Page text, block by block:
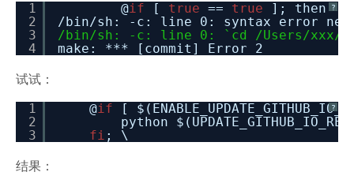
?
1
2
3
4
@if [ true == true
]; then
/bin/sh: -c: line 0: syntax error near
/bin/sh: -c: line 0: `cd /Users/xxx/
make: *** [commit] Error 2
试试：
?
1
2
3
@if
[
python
fi ; \
结果：